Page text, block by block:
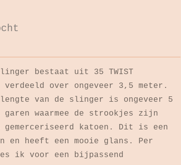
bestaat uit 35 TWIST
over ongeveer 3,5 meter.
van de slinger is ongeveer 5
garen waarmee de strookjes zijn
gemerceriseerd katoen. Dit is een
en heeft een mooie glans. Per
ik voor een bijpassend